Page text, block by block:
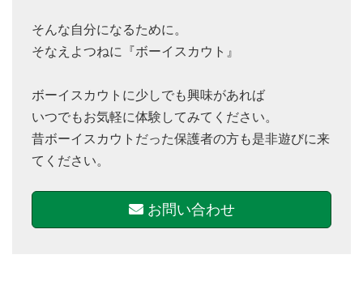
そんな自分になるために。
そなえよつねに『ボーイスカウト』
ボーイスカウトに少しでも興味があれば
いつでもお気軽に体験してみてください。
昔ボーイスカウトだった保護者の方も是非遊びに来
てください。
お問い合わせ